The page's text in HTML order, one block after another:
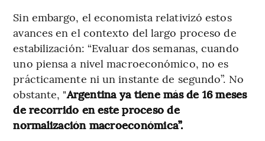
Sin embargo, el economista relativizó estos
avances en el contexto del largo proceso de
estabilización: “Evaluar dos semanas, cuando
uno piensa a nivel macroeconómico, no es
prácticamente ni un instante de segundo”. No
obstante, "Argentina ya tiene más de 16 meses
de recorrido en este proceso de
normalización macroeconómica”.